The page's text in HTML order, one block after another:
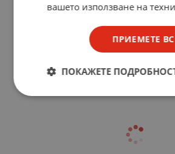
вашето използване на
ПРИЕМЕТЕ
ПОКАЖЕТЕ